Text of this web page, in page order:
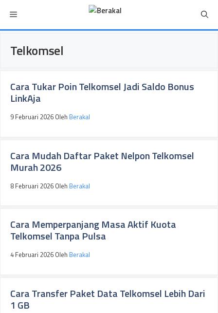
isi
Menu
Telkomsel
Cara Tukar Poin Telkomsel Jadi Saldo Bonus
LinkAja
9 Februari 2026 Oleh Berakal
Cara Mudah Daftar Paket Nelpon Telkomsel
Murah 2026
8 Februari 2026 Oleh Berakal
Cara Memperpanjang Masa Aktif Kuota
Telkomsel Tanpa Pulsa
4 Februari 2026 Oleh Berakal
Cara Transfer Paket Data Telkomsel Lebih Dari
1 GB